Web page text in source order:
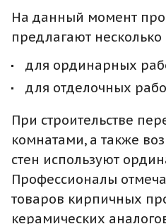
На данный момент
предлагают
для ординарных
для отделочных
При строительстве
комнатами, а также
стен используют
Профессионалы
товаров кирпичных
керамических